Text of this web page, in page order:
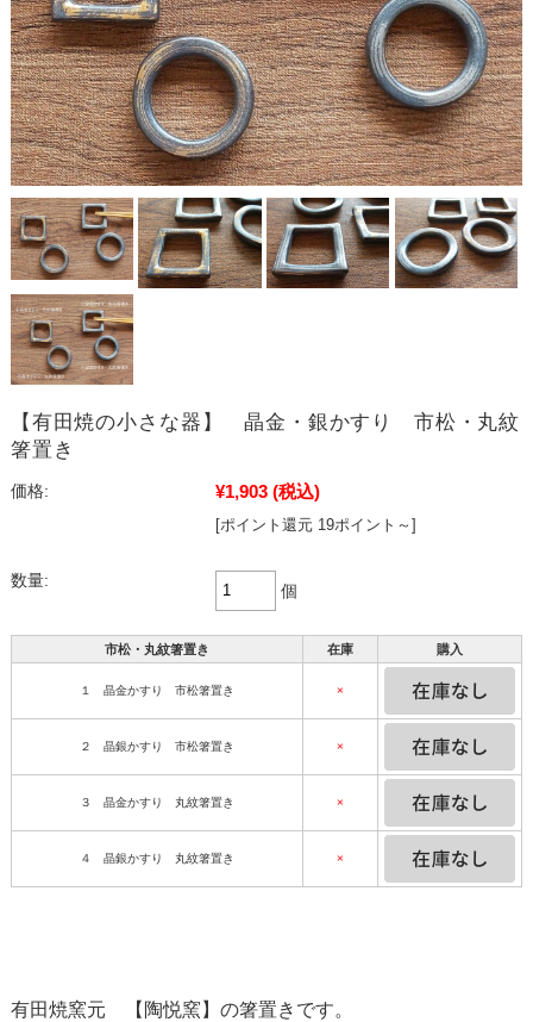
【有田焼の小さな器】 晶金・銀かすり 市松・丸紋
箸置き
価格: ¥1,903 (税込)
[ポイント還元 19ポイント～]
数量:
個
市松・丸紋箸置き 在庫 購入
１ 晶金かすり 市松箸置き ×
２ 晶銀かすり 市松箸置き ×
３ 晶金かすり 丸紋箸置き ×
４ 晶銀かすり 丸紋箸置き ×
有田焼窯元 【陶悦窯】の箸置きです。